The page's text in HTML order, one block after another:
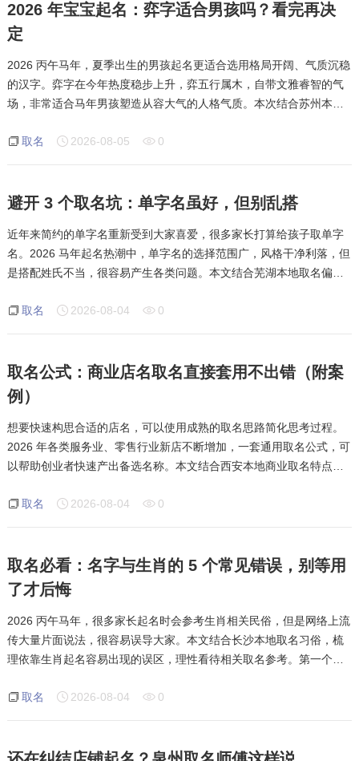
2026 年宝宝起名：弈字适合男孩吗？看完再决
定
2026 丙午马年，夏季出生的男孩起名更适合选用格局开阔、气质沉稳
的汉字。弈字在今年热度稳步上升，弈五行属木，自带文雅睿智的气
场，非常适合马年男孩塑造从容大气的人格气质。本次结合苏州本地
项，给家长提供靠谱的起名参考。弈
取名 2026-08-05 0
避开 3 个取名坑：单字名虽好，但别乱搭
近年来简约的单字名重新受到大家喜爱，很多家长打算给孩子取单字
名。2026 马年起名热潮中，单字名的选择范围广，风格干净利落，但
是搭配姓氏不当，很容易产生各类问题。本文结合芜湖本地取名偏
不好的谐音。选定单字之后，一定要反复
取名 2026-08-04 0
取名公式：商业店名取名直接套用不出错（附案
例）
想要快速构思合适的店名，可以使用成熟的取名思路简化思考过程。
2026 年各类服务业、零售行业新店不断增加，一套通用取名公式，可
以帮助创业者快速产出备选名称。本文结合西安本地商业取名特点，
直观清晰，顾客一眼了解经营项目。
取名 2026-08-04 0
取名必看：名字与生肖的 5 个常见错误，别等用
了才后悔
2026 丙午马年，很多家长起名时会参考生肖相关民俗，但是网络上流
传大量片面说法，很容易误导大家。本文结合长沙本地取名习俗，梳
理依靠生肖起名容易出现的误区，理性看待相关取名参考。第一个误
只是参考方向，不能单一作为取名唯
取名 2026-08-04 0